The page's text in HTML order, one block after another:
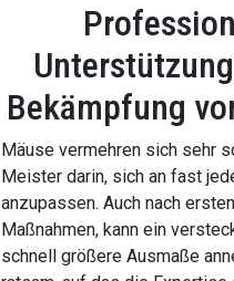
Bekämpfung
Mäuse vermehren sich sehr
Meister darin, sich an fast
anzupassen. Auch nach
Maßnahmen, kann ein
schnell größere Ausmaße